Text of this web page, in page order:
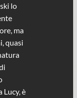
lo
ma
quasi
Lucy, è